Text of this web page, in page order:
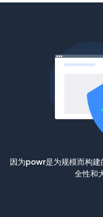
因为powr是为规模而构
全性和